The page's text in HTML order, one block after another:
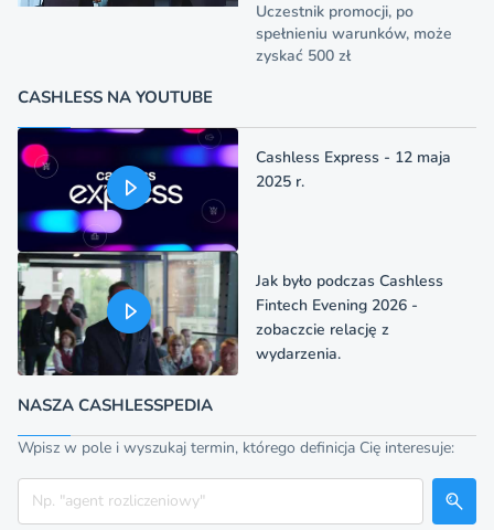
Uczestnik promocji, po
spełnieniu warunków, może
zyskać 500 zł
CASHLESS NA YOUTUBE
Cashless Express - 12 maja
2025 r.
Jak było podczas Cashless
Fintech Evening 2026 -
zobaczcie relację z
wydarzenia.
NASZA CASHLESSPEDIA
Wpisz w pole i wyszukaj termin, którego definicja Cię interesuje:
Szukaj